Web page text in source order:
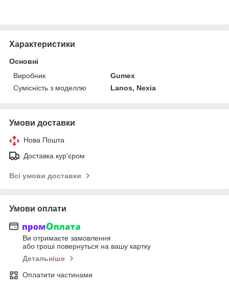
Характеристики
Основні
Виробник
Gumex
Сумісність з моделлю
Lanos, Nexia
Умови доставки
Нова Пошта
Доставка кур'єром
Всі умови доставки
Умови оплати
Ви отримаєте замовлення
або гроші повернуться на вашу картку
Детальніше
Оплатити частинами